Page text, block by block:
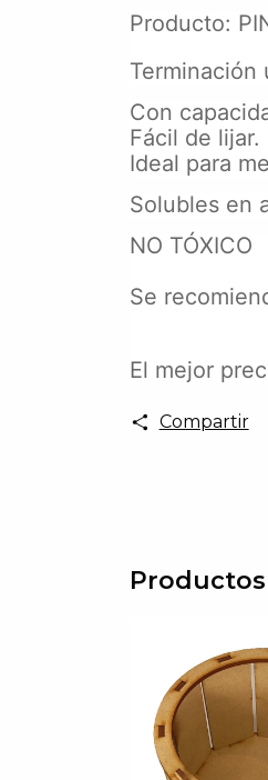
Producto:
Terminación
Con
Fácil de lijar.
Ideal para
Solubles en
NO TÓXICO
Se
El mejor
Compartir